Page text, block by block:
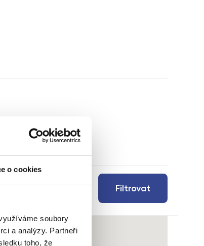
o cookies
soubory
a analýzy. Partneři
toho, že
Filtrovat